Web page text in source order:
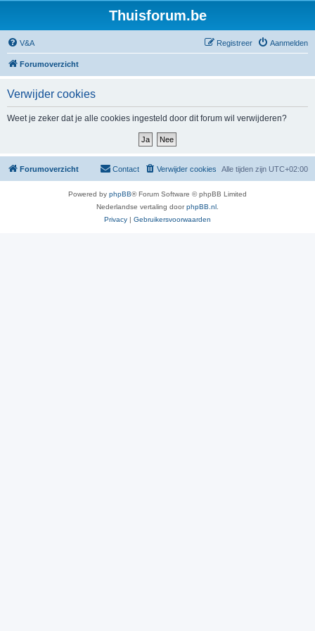
Thuisforum.be
V&A Aanmelden
Registreer
Forumoverzicht
Verwijder cookies
Weet je zeker dat je alle cookies ingesteld door dit forum wil verwijderen?
Forumoverzicht Alle tijden zijn UTC+02:00
Verwijder cookies
Contact
Powered by phpBB® Forum Software © phpBB Limited
Nederlandse vertaling doorphpBB.nl
Privacy | Gebruikersvoorwaarden